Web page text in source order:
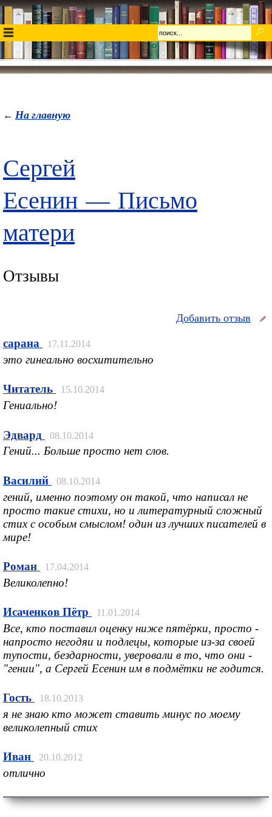
← На главную
Сергей
Есенин — Письмо
матери
Отзывы
Добавить отзыв
сарана 17.11.2014
это гинеально восхитительно
Читатель 15.10.2014
Гениально!
Эдвард 08.10.2014
Гений... Больше просто нет слов.
Василий 08.10.2014
гений, именно поэтому он такой, что написал не
просто такие стихи, но и литературный сложный
стих с особым смыслом! один из лучших писателей в
мире!
Роман 17.04.2014
Великолепно!
Исаченков Пётр 11.01.2014
Все, кто поставил оценку ниже пятёрки, просто -
напросто негодяи и подлецы, которые из-за своей
тупости, бездарности, уверовали в то, что они -
"гении", а Сергей Есенин им в подмётки не годится.
Гость 18.10.2013
я не знаю кто может ставить минус по моему
великолепный стих
Иван 20.10.2012
отлично